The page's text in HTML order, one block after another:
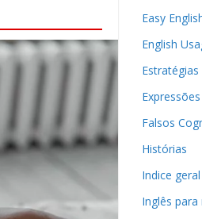
Easy
English
Falsos
Histórias
Indice
Inglês